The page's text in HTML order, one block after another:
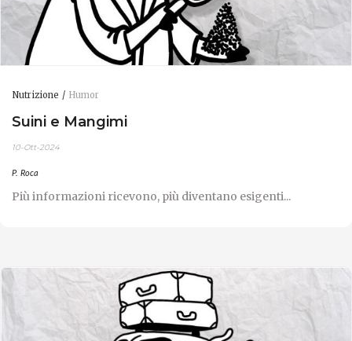
Nutrizione Humor
Suini e Mangimi
10-Ott-2024
P. Roca
Più informazioni ricevono, più diventano esigenti...